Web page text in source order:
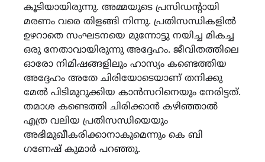
കൂടിയായിരുന്നു. അമ്മയുടെ പ്രസിഡൻ്റായി
മരണം വരെ തിളങ്ങി നിന്നു. പ്രതിസന്ധികളിൽ
ഉഴറാതെ സംഘടനയെ മുന്നോട്ടു നയിച്ച മികച്ച
ഒരു നേതാവായിരുന്നു അദ്ദേഹം. ജീവിതത്തിലെ
ഓരോ നിമിഷങ്ങളിലും ഹാസ്യം കണ്ടെത്തിയ
അദ്ദേഹം അതേ ചിരിയോടെയാണ് തനിക്കു
മേൽ പിടിമുറുക്കിയ കാൻസറിനെയും നേരിട്ടത്.
തമാശ കണ്ടെത്തി ചിരിക്കാൻ കഴിഞ്ഞാൽ
എത്ര വലിയ പ്രതിസന്ധിയെയും
അഭിമുഖീകരിക്കാനാകുമെന്നും കെ ബി
ഗണേഷ് കുമാർ പറഞ്ഞു.